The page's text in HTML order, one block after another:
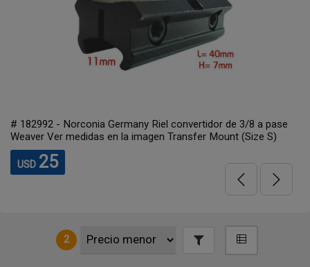
# 182992 - Norconia Germany Riel convertidor de 3/8 a pase
Weaver Ver medidas en la imagen Transfer Mount (Size S)
USD 25
2